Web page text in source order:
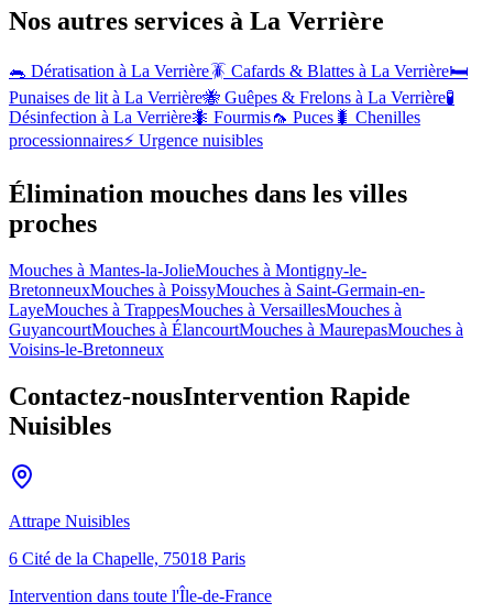
Nos autres services à La Verrière
🐀 Dératisation à La Verrière🪳 Cafards & Blattes à La Verrière🛏️
Punaises de lit à La Verrière🐝 Guêpes & Frelons à La Verrière🧪
Désinfection à La Verrière🐜 Fourmis🦟 Puces 🐛 Chenilles
processionnaires⚡ Urgence nuisibles
Élimination mouches dans les villes
proches
Mouches à Mantes-la-JolieMouches à Montigny-le-
BretonneuxMouches à PoissyMouches à Saint-Germain-en-
LayeMouches à TrappesMouches à VersaillesMouches à
GuyancourtMouches à ÉlancourtMouches à MaurepasMouches à
Voisins-le-Bretonneux
Contactez-nousIntervention Rapide
Nuisibles
Attrape Nuisibles
6 Cité de la Chapelle, 75018 Paris
Intervention dans toute l'Île-de-France